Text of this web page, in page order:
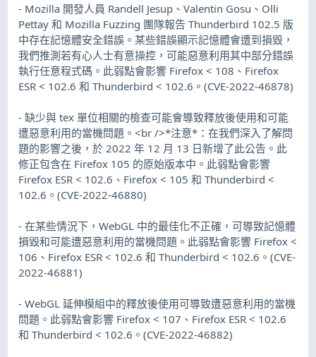
- Mozilla 開發人員 Randell Jesup、Valentin Gosu、Olli
Pettay 和 Mozilla Fuzzing 團隊報告 Thunderbird 102.5 版
中存在記憶體安全錯誤。某些錯誤顯示記憶體會遭到損毀，
我們推測若有心人士有意操控，可能惡意利用其中部分錯誤
執行任意程式碼。此弱點會影響 Firefox < 108、Firefox
ESR < 102.6 和 Thunderbird < 102.6。(CVE-2022-46878)
- 缺少與 tex 單位相關的檢查可能會導致釋放後使用和可能
遭惡意利用的當機問題。<br />*注意*：在我們深入了解問
題的影響之後，於 2022 年 12 月 13 日新增了此公告。此
修正包含在 Firefox 105 的原始版本中。此弱點會影響
Firefox ESR < 102.6、Firefox < 105 和 Thunderbird <
102.6。(CVE-2022-46880)
- 在某些情況下，WebGL 中的最佳化不正確，可導致記憶體
損毀和可能遭惡意利用的當機問題。此弱點會影響 Firefox <
106、Firefox ESR < 102.6 和 Thunderbird < 102.6。(CVE-
2022-46881)
- WebGL 延伸模組中的釋放後使用可導致遭惡意利用的當機
問題。此弱點會影響 Firefox < 107、Firefox ESR < 102.6
和 Thunderbird < 102.6。(CVE-2022-46882)